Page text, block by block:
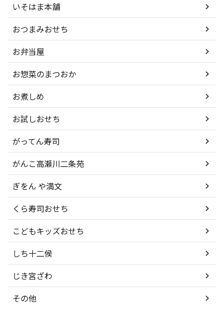
いそはま本舗
おつまみおせち
お弁当屋
お惣菜のまつおか
お煮しめ
お試しおせち
がってん寿司
がんこ高瀬川二条苑
ぎをん や満文
くら寿司おせち
こどもキッズおせち
しち十二侯
じき宮ざわ
その他